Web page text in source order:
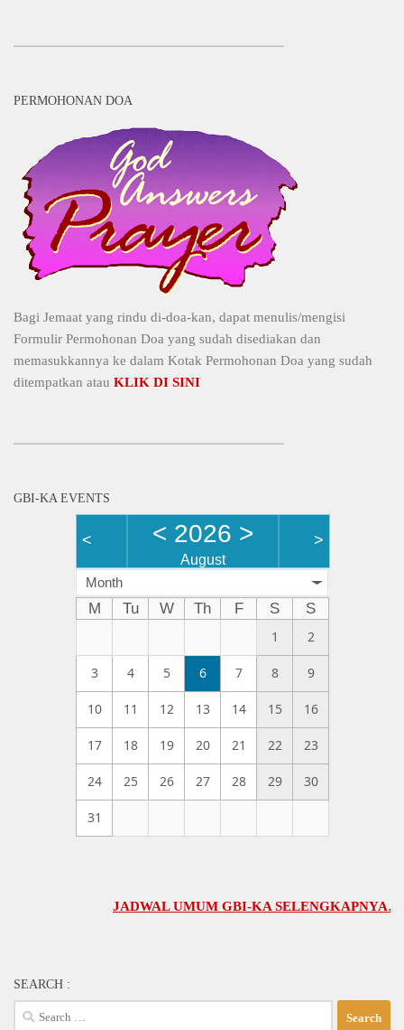
PERMOHONAN DOA
Bagi Jemaat yang rindu di-doa-kan, dapat menulis/mengisi
Formulir Permohonan Doa yang sudah disediakan dan
memasukkannya ke dalam Kotak Permohonan Doa yang sudah
ditempatkan atau KLIK DI SINI
GBI-KA EVENTS
< < 2026 >
August
>
Month
M Tu W Th F S
S
1
2
3 4 5 6 7 8 9
10 11 12 13 14 15 16
17 18 19 20 21 22 23
24 25 26 27 28 29 30
31
JADWAL UMUM GBI-KA SELENGKAPNYA…(klik
SEARCH :
Search